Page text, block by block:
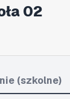
02
(szkolne)